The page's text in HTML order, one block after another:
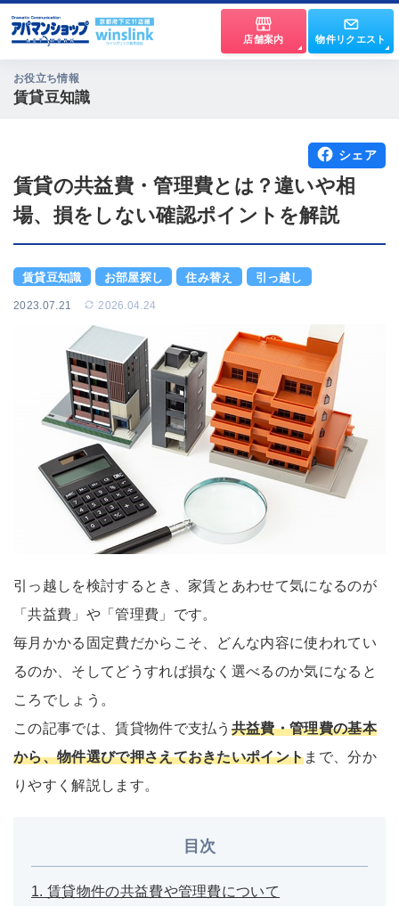
店舗案内 物件リクエスト
お役立ち情報
賃貸豆知識
賃貸の共益費・管理費とは？違いや相
場、損をしない確認ポイントを解説
賃貸豆知識 お部屋探し 住み替え 引っ越し
2023.07.21 2026.04.24
シェア
引っ越しを検討するとき、家賃とあわせて気になるのが
「共益費」や「管理費」です。
毎月かかる固定費だからこそ、どんな内容に使われてい
るのか、そしてどうすれば損なく選べるのか気になると
ころでしょう。
この記事では、賃貸物件で支払う 共益費・管理費の基本
から、物件選びで押さえておきたいポイントまで、分か
りやすく解説します。
目次
1. 賃貸物件の共益費や管理費について